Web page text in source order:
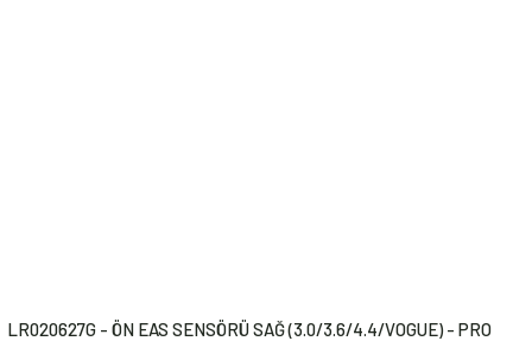
LR020627G - ÖN EAS SENSÖRÜ SAĞ (3.0/3.6/4.4/VOGUE) - PRO